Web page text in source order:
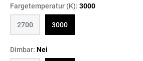
Fargetemperatur (K): 3000
2700
3000
Dimbar: Nei